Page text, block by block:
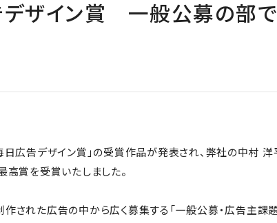
ザイン賞 一般公募の部
広告デザイン賞」の受賞作品が発表され、弊社の中村
高賞を受賞いたしました。
された広告の中から広く募集する「一般公募・広告主課